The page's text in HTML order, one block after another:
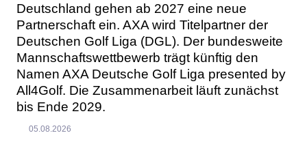
Deutschland gehen ab 2027 eine neue
Partnerschaft ein. AXA wird Titelpartner der
Deutschen Golf Liga (DGL). Der bundesweite
Mannschaftswettbewerb trägt künftig den
Namen AXA Deutsche Golf Liga presented by
All4Golf. Die Zusammenarbeit läuft zunächst
bis Ende 2029.
05.08.2026